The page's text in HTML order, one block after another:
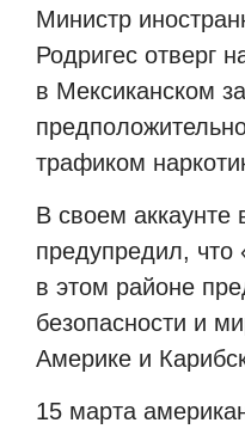
Министр
Родригес отверг
в Мексиканском
трафиком
В своем аккаунте
предупредил, что
в этом районе
безопасности и
Америке и
15 марта